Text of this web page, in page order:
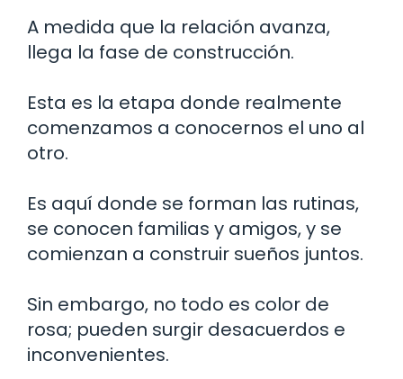
A medida que la relación avanza,
llega la fase de construcción.
Esta es la etapa donde realmente
comenzamos a conocernos el uno al
otro.
Es aquí donde se forman las rutinas,
se conocen familias y amigos, y se
comienzan a construir sueños juntos.
Sin embargo, no todo es color de
rosa; pueden surgir desacuerdos e
inconvenientes.